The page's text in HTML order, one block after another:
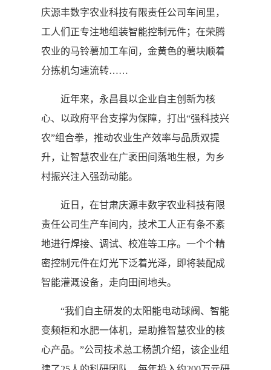
庆源丰数字农业科技有限责任公司车间里，
工人们正专注地组装智能控制元件；在荣腾
农业的马铃薯加工车间，金黄色的薯块顺着
分拣机匀速流转……
近年来，永昌县以企业自主创新为核
心、以政府平台支撑为保障，打出“强科技兴
农”组合拳，推动农业生产效率与品质双提
升，让智慧农业在广袤田间落地生根，为乡
村振兴注入强劲动能。
近日，在甘肃庆源丰数字农业科技有限
责任公司生产车间内，技术工人正有条不紊
地进行焊接、调试、校准等工序。一个个精
密控制元件在灯光下泛着光泽，即将装配成
智能灌溉设备，走向田间地头。
“我们自主研发的太阳能电动球阀、智能
变频柜和水肥一体机，是助推智慧农业的核
心产品。”公司技术总工杨凯介绍，该企业组